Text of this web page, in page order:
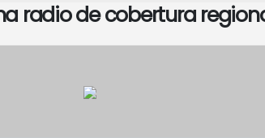
radio de cobertura